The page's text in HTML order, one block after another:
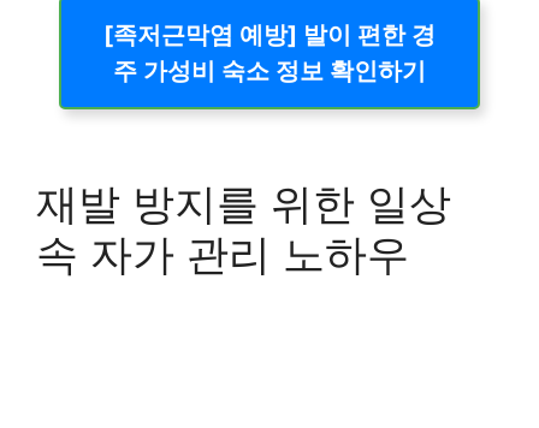
[족저근막염 예방] 발이 편한 경
주 가성비 숙소 정보 확인하기
재발 방지를 위한 일상
속 자가 관리 노하우